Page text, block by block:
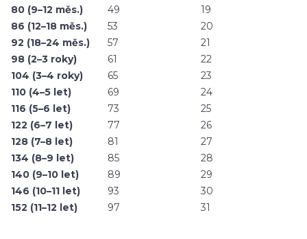
80 (9–12 měs.)
49
19
86 (12–18 měs.)
53
20
92 (18–24 měs.)
57
21
98 (2–3 roky)
61
22
104 (3–4 roky)
65
23
110 (4–5 let)
69
24
116 (5–6 let)
73
25
122 (6–7 let)
77
26
128 (7–8 let)
81
27
134 (8–9 let)
85
28
140 (9–10 let)
89
29
146 (10–11 let)
93
30
152 (11–12 let)
97 31